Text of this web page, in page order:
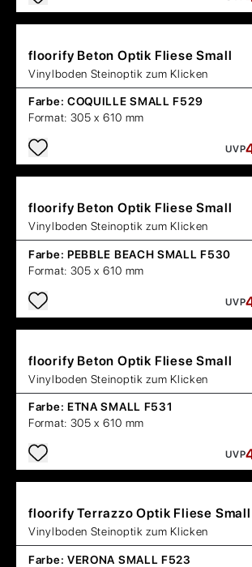
floorify Beton Optik Fliese Small
Vinylboden Steinoptik zum Klicken
Farbe: COQUILLE SMALL F529
Format: 305 x 610 mm
UVP
floorify Beton Optik Fliese Small
Vinylboden Steinoptik zum Klicken
Farbe: PEBBLE BEACH SMALL F530
Format: 305 x 610 mm
UVP
floorify Beton Optik Fliese Small
Vinylboden Steinoptik zum Klicken
Farbe: ETNA SMALL F531
Format: 305 x 610 mm
UVP
floorify Terrazzo Optik Fliese Small
Vinylboden Steinoptik zum Klicken
Farbe: VERONA SMALL F523